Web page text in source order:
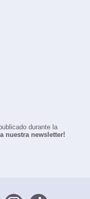
durante la
nuestra newsletter!